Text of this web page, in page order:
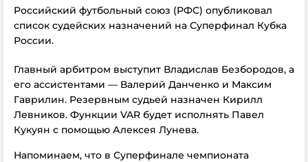
Российский футбольный союз (РФС) опубликовал
список судейских назначений на Суперфинал Кубка
России.
Главный арбитром выступит Владислав Безбородов, а
его ассистентами — Валерий Данченко и Максим
Гаврилин. Резервным судьей назначен Кирилл
Левников. Функции VAR будет исполнять Павел
Кукуян с помощью Алексея Лунева.
Напоминаем, что в Суперфинале чемпионата